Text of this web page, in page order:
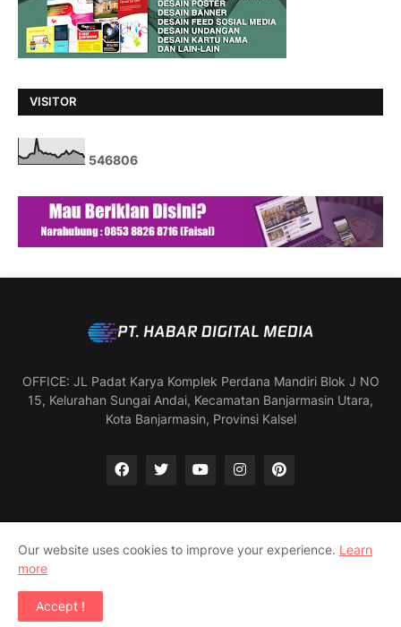
VISITOR
546806
OFFICE: JL Padat Karya Komplek Perdana Mandiri Blok J NO
15, Kelurahan Sungai Andai, Kecamatan Banjarmasin Utara,
Kota Banjarmasin, Provinsi Kalsel
Manajemen & Redaksi
SOP Wartawan
Our website uses cookies to improve your experience. Learn
more
Accept !